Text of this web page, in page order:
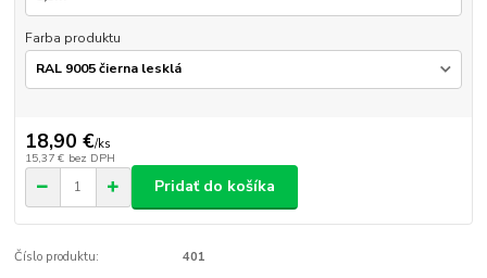
Farba produktu
18,90 €/ks
15,37 € bez DPH
Pridať do košíka
Číslo produktu: 401